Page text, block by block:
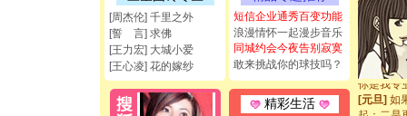
[周杰伦] 千里之外
[誓 言] 求佛
[王力宏] 大城小爱
[王心凌] 花的嫁纱
短信企业通秀百变功能
浪漫情怀一起漫步音乐
同城约会今夜告别寂寞
敢来挑战你的球技吗？
精彩生活
[圣诞节]
如意,快
[元旦]看
断电。爱
你是我专
[元旦]如
起；二是